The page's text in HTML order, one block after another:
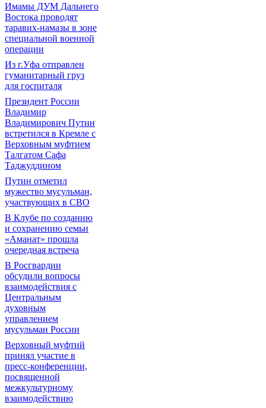
Имамы ДУМ Дальнего
Востока проводят
таравих-намазы в зоне
специальной военной
операции
Из г.Уфа отправлен
гуманитарный груз
для госпиталя
Президент России
Владимир
Владимирович Путин
встретился в Кремле с
Верховным муфтием
Талгатом Сафа
Таджуддином
Путин отметил
мужество мусульман,
участвующих в СВО
В Клубе по созданию
и сохранению семьи
«Аманат» прошла
очередная встреча
В Росгвардии
обсудили вопросы
взаимодействия с
Центральным
духовным
управлением
мусульман России
Верховный муфтий
принял участие в
пресс-конференции,
посвященной
межкультурному
взаимодействию